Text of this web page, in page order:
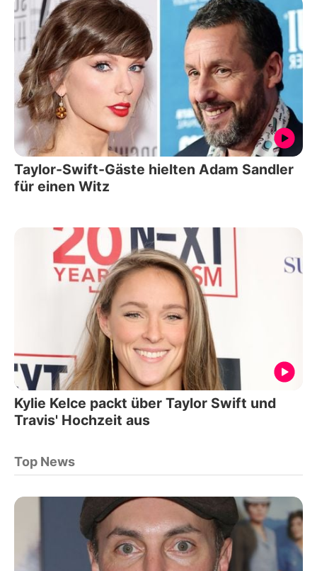
Taylor-Swift-Gäste hielten Adam Sandler
für einen Witz
Kylie Kelce packt über Taylor Swift und
Travis' Hochzeit aus
Top News